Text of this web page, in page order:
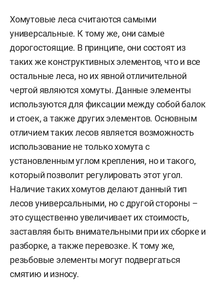
Хомутовые леса считаются самыми
универсальные. К тому же, они самые
дорогостоящие. В принципе, они состоят из
таких же конструктивных элементов, что и все
остальные леса, но их явной отличительной
чертой являются хомуты. Данные элементы
используются для фиксации между собой балок
и стоек, а также других элементов. Основным
отличием таких лесов является возможность
использование не только хомута с
установленным углом крепления, но и такого,
который позволит регулировать этот угол.
Наличие таких хомутов делают данный тип
лесов универсальными, но с другой стороны –
это существенно увеличивает их стоимость,
заставляя быть внимательными при их сборке и
разборке, а также перевозке. К тому же,
резьбовые элементы могут подвергаться
смятию и износу.